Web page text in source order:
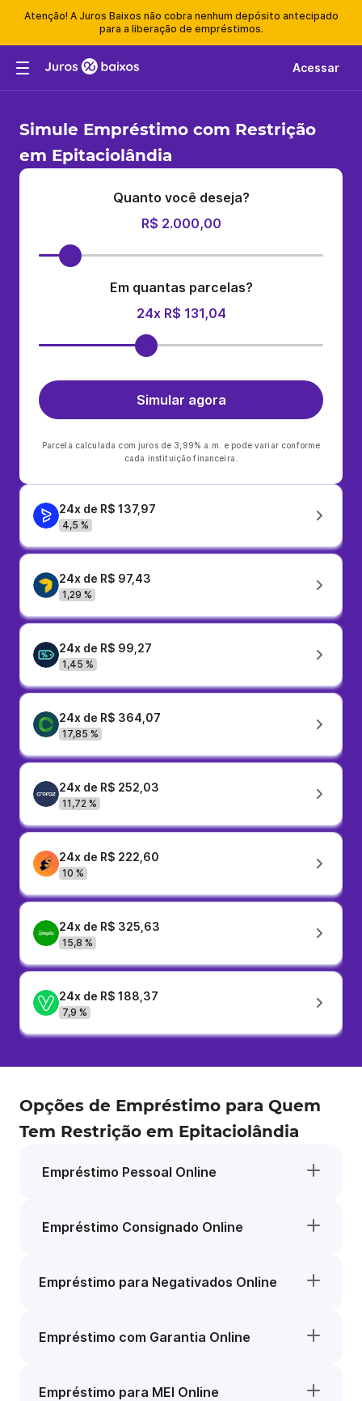
Atenção! A Juros Baixos não cobra nenhum depósito antecipado
para a liberação de empréstimos.
Acessar
Simule Empréstimo com Restrição
em Epitaciolândia
Quanto você deseja?
R$ 2.000,00
Em quantas parcelas?
24x R$ 131,04
Simular agora
Parcela calculada com juros de 3,99% a.m. e pode variar conforme
cada instituição financeira.
24x de R$ 137,97
4,5 %
24x de R$ 97,43
1,29 %
24x de R$ 99,27
1,45 %
24x de R$ 364,07
17,85 %
24x de R$ 252,03
11,72 %
24x de R$ 222,60
10 %
24x de R$ 325,63
15,8 %
24x de R$ 188,37
7,9 %
Opções de Empréstimo para Quem
Tem Restrição em Epitaciolândia
Empréstimo Pessoal Online
Empréstimo Consignado Online
Empréstimo para Negativados Online
Empréstimo com Garantia Online
Empréstimo para MEI Online